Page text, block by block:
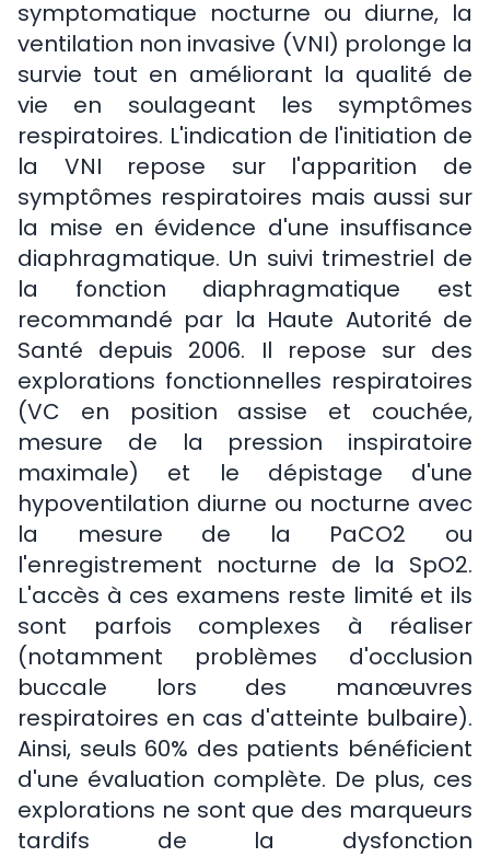
symptomatique nocturne ou diurne, la
ventilation non invasive (VNI) prolonge la
survie tout en améliorant la qualité de
vie en soulageant les symptômes
respiratoires. L'indication de l'initiation de
la VNI repose sur l'apparition de
symptômes respiratoires mais aussi sur
la mise en évidence d'une insuffisance
diaphragmatique. Un suivi trimestriel de
la fonction diaphragmatique est
recommandé par la Haute Autorité de
Santé depuis 2006. Il repose sur des
explorations fonctionnelles respiratoires
(VC en position assise et couchée,
mesure de la pression inspiratoire
maximale) et le dépistage d'une
hypoventilation diurne ou nocturne avec
la mesure de la PaCO2 ou
l'enregistrement nocturne de la SpO2.
L'accès à ces examens reste limité et ils
sont parfois complexes à réaliser
(notamment problèmes d'occlusion
buccale lors des manœuvres
respiratoires en cas d'atteinte bulbaire).
Ainsi, seuls 60% des patients bénéficient
d'une évaluation complète. De plus, ces
explorations ne sont que des marqueurs
tardifs de la dysfonction